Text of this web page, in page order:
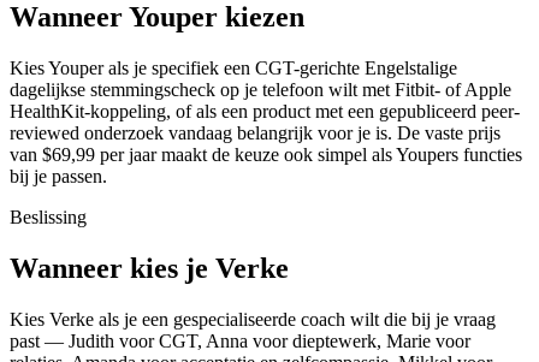
Wanneer Youper kiezen
Kies Youper als je specifiek een CGT-gerichte Engelstalige
dagelijkse stemmingscheck op je telefoon wilt met Fitbit- of Apple
HealthKit-koppeling, of als een product met een gepubliceerd peer-
reviewed onderzoek vandaag belangrijk voor je is. De vaste prijs
van $69,99 per jaar maakt de keuze ook simpel als Youpers functies
bij je passen.
Beslissing
Wanneer kies je Verke
Kies Verke als je een gespecialiseerde coach wilt die bij je vraag
past — Judith voor CGT, Anna voor dieptewerk, Marie voor